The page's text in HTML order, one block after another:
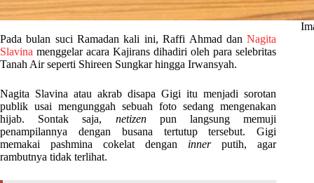
Pada bulan suci Ramadan kali ini, Raffi Ahmad danNagita
Slavina menggelar acara Kajirans dihadiri oleh para selebritas
Tanah Air seperti Shireen Sungkar hingga Irwansyah.
Nagita Slavina atau akrab disapa Gigi itu menjadi sorotan
publik usai mengunggah sebuah foto sedang mengenakan
hijab. Sontak saja, netizenpun langsung memuji
penampilannya dengan busana tertutup tersebut. Gigi
memakai pashmina cokelat dengan innerputih, agar
rambutnya tidak terlihat.